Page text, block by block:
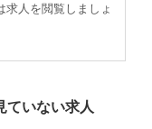
求人を閲覧しましょ
ていない求人